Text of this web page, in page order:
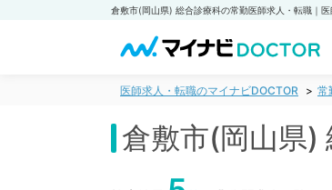
医師求人・転職のマイナビDOCTOR 常
倉敷市(岡山県)